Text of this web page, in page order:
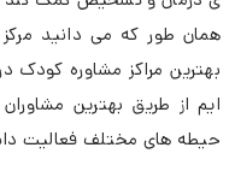
همان طور که می دانید
بهترین مراکز مشاوره
ایم از طریق بهترین
حیطه های مختلف فعالیت